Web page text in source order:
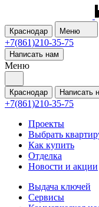
Краснодар Меню
+7(861)210-35-75
Написать нам
Меню
Краснодар Написать
+7(861)210-35-75
Проекты
Выбрать
Как купить
Отделка
Новости и акции
Выдача ключей
Сервисы